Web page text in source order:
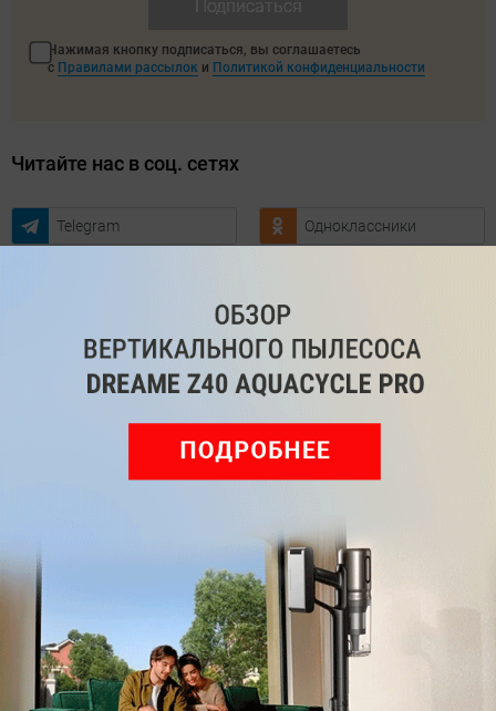
Нажимая кнопку подписаться, вы соглашаетесь
с Правилами рассылок и Политикой конфиденциальности
Читайте нас в соц. сетях
Telegram Одноклассники
YouTube
Мы знаем, вам есть что сказать!
Войдите Зарегистрируйтесь, чтобы
оставить комментарий
Рекомендуем